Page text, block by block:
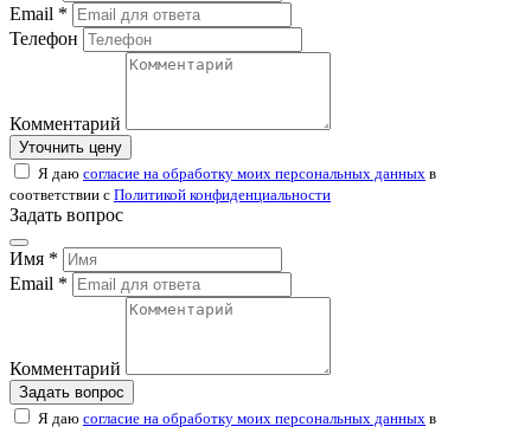
Email *
Телефон
Комментарий
Уточнить цену
Я даю согласие на обработку моих персональных данных в
соответствии с Политикой конфиденциальности
Задать вопрос
Имя *
Email *
Комментарий
Задать вопрос
Я даю согласие на обработку моих персональных данных в